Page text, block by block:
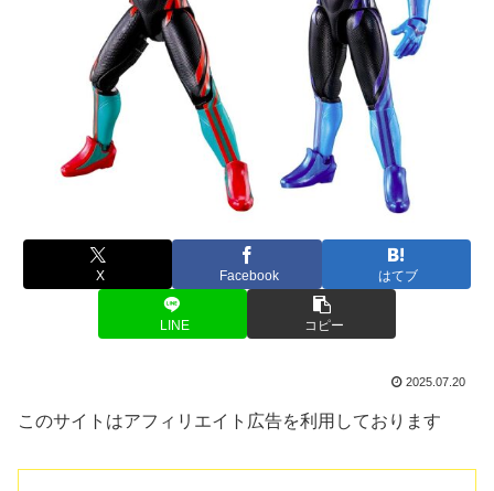
X Facebook はてブ
LINE コピー
2025.07.20
このサイトはアフィリエイト広告を利用しております